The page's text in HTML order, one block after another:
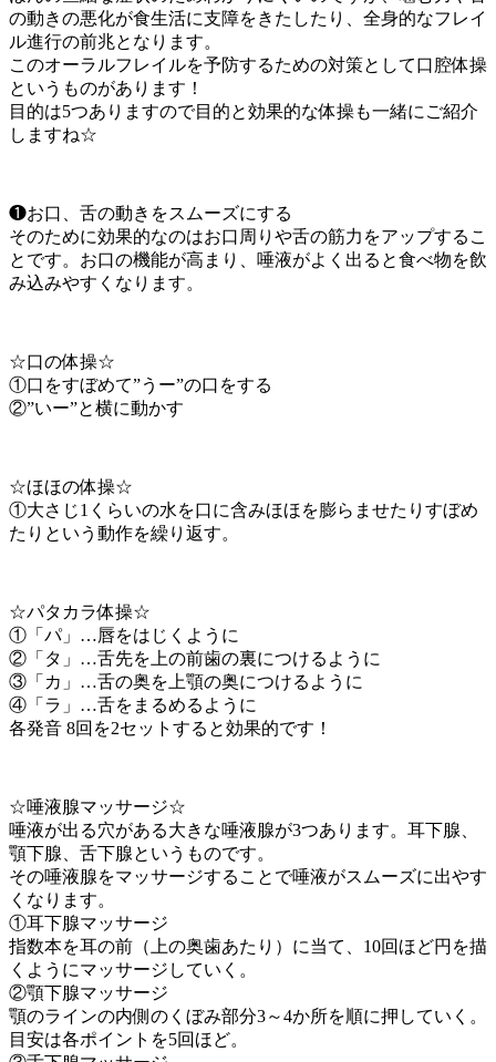
の動きの悪化が食生活に支障をきたしたり、全身的なフレイ
ル進行の前兆となります。
このオーラルフレイルを予防するための対策として口腔体操
というものがあります！
目的は5つありますので目的と効果的な体操も一緒にご紹介
しますね☆
❶お口、舌の動きをスムーズにする
そのために効果的なのはお口周りや舌の筋力をアップするこ
とです。お口の機能が高まり、唾液がよく出ると食べ物を飲
み込みやすくなります。
☆口の体操☆
①口をすぼめて”うー”の口をする
②”いー”と横に動かす
☆ほほの体操☆
①大さじ1くらいの水を口に含みほほを膨らませたりすぼめ
たりという動作を繰り返す。
☆パタカラ体操☆
①「パ」…唇をはじくように
②「タ」…舌先を上の前歯の裏につけるように
③「カ」…舌の奥を上顎の奥につけるように
④「ラ」…舌をまるめるように
各発音 8回を2セットすると効果的です！
☆唾液腺マッサージ☆
唾液が出る穴がある大きな唾液腺が3つあります。耳下腺、
顎下腺、舌下腺というものです。
その唾液腺をマッサージすることで唾液がスムーズに出やす
くなります。
①耳下腺マッサージ
指数本を耳の前（上の奥歯あたり）に当て、10回ほど円を描
くようにマッサージしていく。
②顎下腺マッサージ
顎のラインの内側のくぼみ部分3～4か所を順に押していく。
目安は各ポイントを5回ほど。